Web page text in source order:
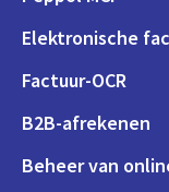
Elektronische
Factuur-OCR
B2B-afrekenen
Beheer van